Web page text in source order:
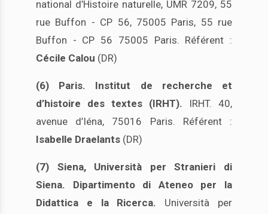
national d’Histoire naturelle, UMR 7209, 55
rue Buffon - CP 56, 75005 Paris, 55 rue
Buffon - CP 56 75005 Paris. Référent :
Cécile Calou (DR)
(6) Paris. Institut de recherche et
d’histoire des textes (IRHT). IRHT. 40,
avenue d’Iéna, 75016 Paris. Référent :
Isabelle Draelants (DR)
(7) Siena, Università per Stranieri di
Siena. Dipartimento di Ateneo per la
Didattica e la Ricerca. Università per